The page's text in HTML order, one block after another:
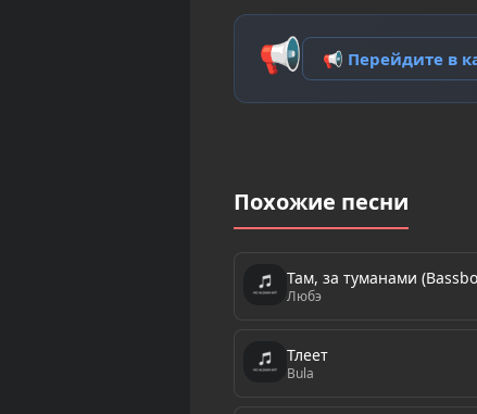
📢 📢 Перейдите в
Похожие песни
Там, за туманами
Любэ
Тлеет
Bula